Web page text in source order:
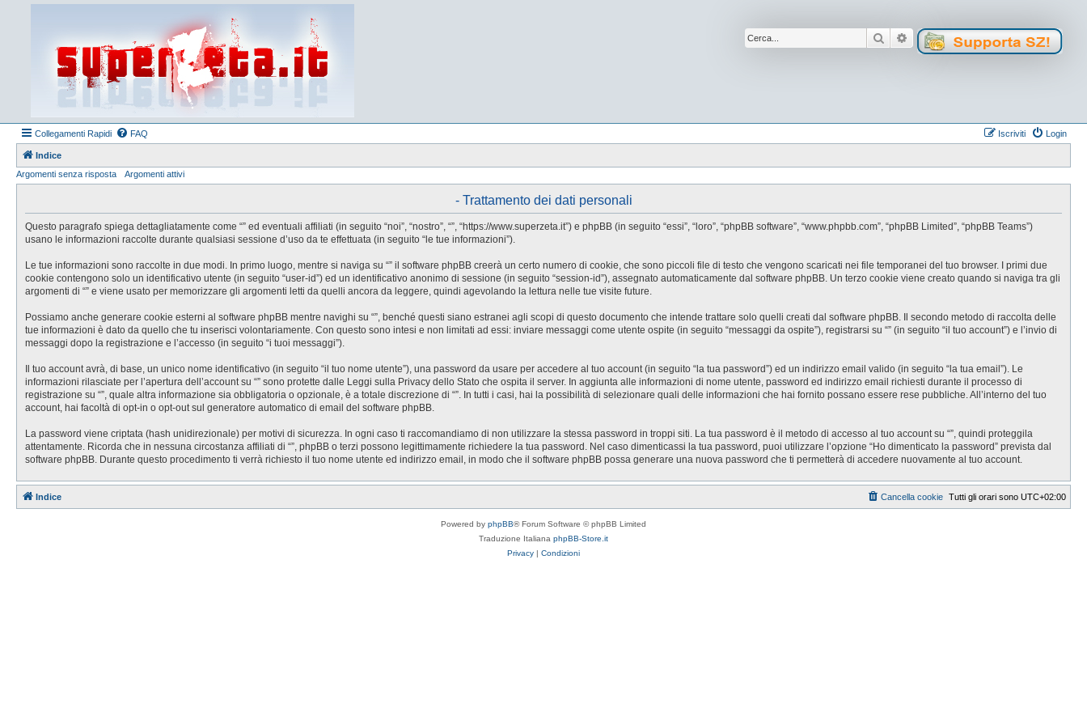
Cerca Ricerca avanzata
Collegamenti Rapidi FAQ Login
Iscriviti
Indice
Argomenti senza risposta
Argomenti attivi
- Trattamento dei dati personali
Questo paragrafo spiega dettagliatamente come “” ed eventuali affiliati (in seguito “noi”, “nostro”, “”, “https://www.superzeta.it”) e phpBB (in seguito “essi”, “loro”, “phpBB software”, “www.phpbb.com”, “phpBB Limited”, “phpBB Teams”)
usano le informazioni raccolte durante qualsiasi sessione d’uso da te effettuata (in seguito “le tue informazioni”).
Le tue informazioni sono raccolte in due modi. In primo luogo, mentre si naviga su “” il software phpBB creerà un certo numero di cookie, che sono piccoli file di testo che vengono scaricati nei file temporanei del tuo browser. I primi due
cookie contengono solo un identificativo utente (in seguito “user-id”) ed un identificativo anonimo di sessione (in seguito “session-id”), assegnato automaticamente dal software phpBB. Un terzo cookie viene creato quando si naviga tra gli
argomenti di “” e viene usato per memorizzare gli argomenti letti da quelli ancora da leggere, quindi agevolando la lettura nelle tue visite future.
Possiamo anche generare cookie esterni al software phpBB mentre navighi su “”, benché questi siano estranei agli scopi di questo documento che intende trattare solo quelli creati dal software phpBB. Il secondo metodo di raccolta delle
tue informazioni è dato da quello che tu inserisci volontariamente. Con questo sono intesi e non limitati ad essi: inviare messaggi come utente ospite (in seguito “messaggi da ospite”), registrarsi su “” (in seguito “il tuo account”) e l’invio di
messaggi dopo la registrazione e l’accesso (in seguito “i tuoi messaggi”).
Il tuo account avrà, di base, un unico nome identificativo (in seguito “il tuo nome utente”), una password da usare per accedere al tuo account (in seguito “la tua password”) ed un indirizzo email valido (in seguito “la tua email”). Le
informazioni rilasciate per l’apertura dell’account su “” sono protette dalle Leggi sulla Privacy dello Stato che ospita il server. In aggiunta alle informazioni di nome utente, password ed indirizzo email richiesti durante il processo di
registrazione su “”, quale altra informazione sia obbligatoria o opzionale, è a totale discrezione di “”. In tutti i casi, hai la possibilità di selezionare quali delle informazioni che hai fornito possano essere rese pubbliche. All’interno del tuo
account, hai facoltà di opt-in o opt-out sul generatore automatico di email del software phpBB.
La password viene criptata (hash unidirezionale) per motivi di sicurezza. In ogni caso ti raccomandiamo di non utilizzare la stessa password in troppi siti. La tua password è il metodo di accesso al tuo account su “”, quindi proteggila
attentamente. Ricorda che in nessuna circostanza affiliati di “”, phpBB o terzi possono legittimamente richiedere la tua password. Nel caso dimenticassi la tua password, puoi utilizzare l’opzione “Ho dimenticato la password” prevista dal
software phpBB. Durante questo procedimento ti verrà richiesto il tuo nome utente ed indirizzo email, in modo che il software phpBB possa generare una nuova password che ti permetterà di accedere nuovamente al tuo account.
Indice Tutti gli orari sono UTC+02:00
Cancella cookie
Powered by phpBB® Forum Software © phpBB Limited
Traduzione Italiana phpBB-Store.it
Privacy | Condizioni